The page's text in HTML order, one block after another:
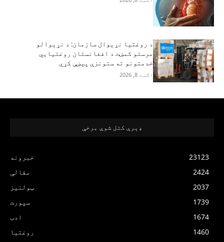
د روغتیا نړیوال سازمان: د نړیوالو
مرستو کمښت د افغانستان روغتیايي
خدمتونو ته ستونزې پېښې کړي
اګست 8, 2026
ډېرې کتل شوې برخې
خبرونه
23123
مقالې
2424
ټولنیز
2037
سپورت
1739
ادب
1674
روغتیا
1460